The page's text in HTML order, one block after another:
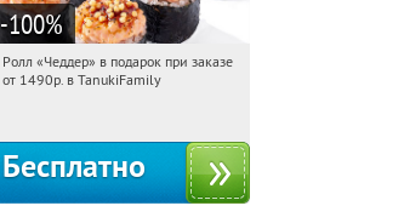
-100%
11:49:57 Получили:108
Ролл «Чеддер» в подарок при заказе
от 1490р. в TanukiFamily
Бесплатно